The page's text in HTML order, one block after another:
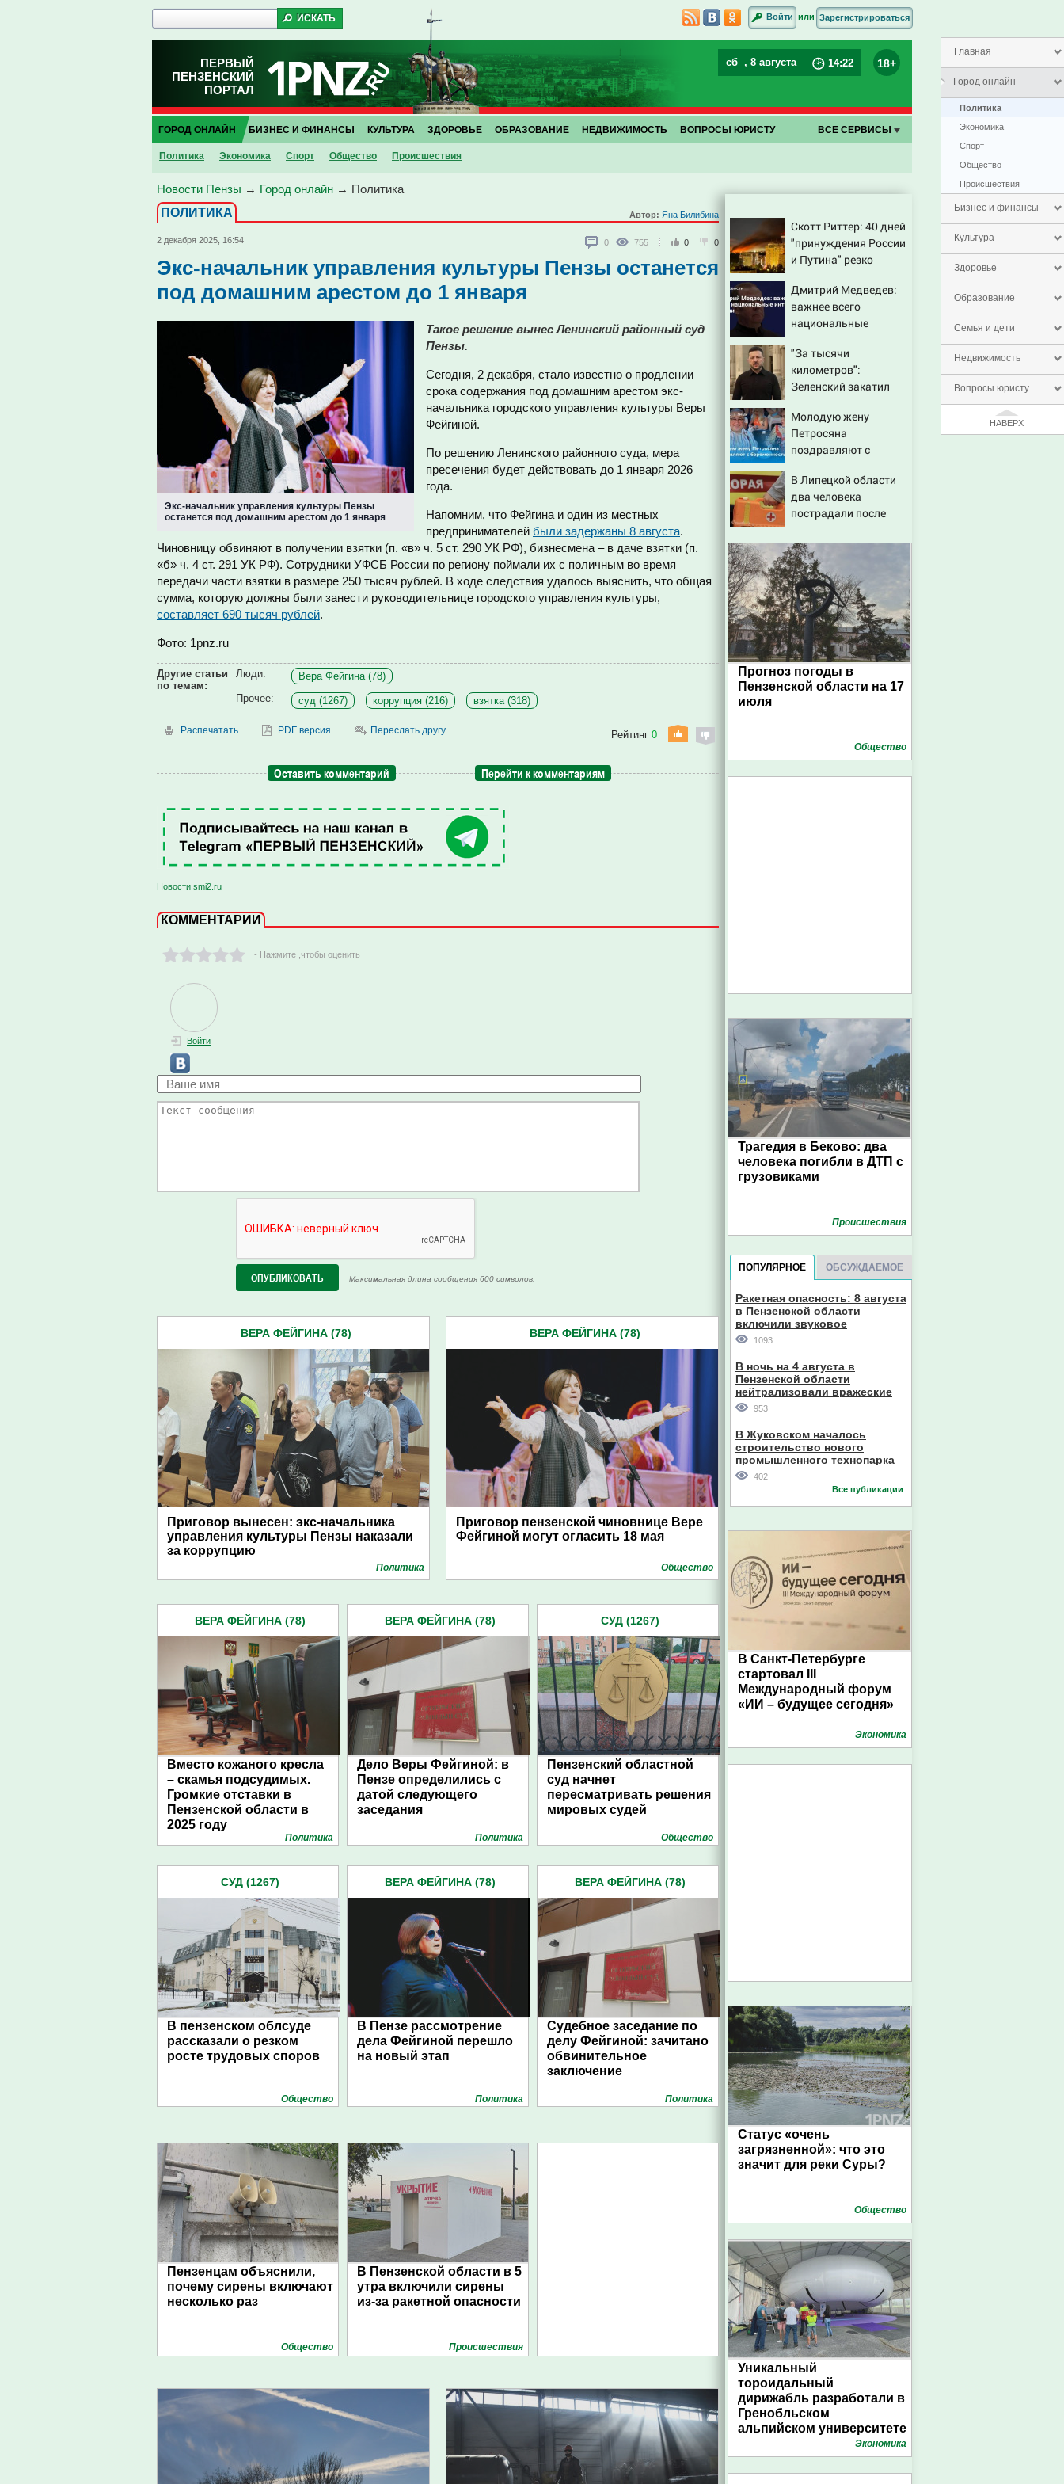
Главная
Город онлайн
Политика
Экономика
Спорт
Общество
Проиcшествия
Бизнес и финансы
Культура
Здоровье
Образование
Семья и дети
Недвижимость
Вопросы юристу
НАВЕРХ
Войти или Зарегистрироваться
ПЕРВЫЙ
ПЕНЗЕНСКИЙ
ПОРТАЛ
сб , 8 августа 14:23 18+
ГОРОД ОНЛАЙН
Политика Экономика Спорт Общество Проиcшествия
БИЗНЕС И ФИНАНСЫ КУЛЬТУРА ЗДОРОВЬЕ ОБРАЗОВАНИЕ НЕДВИЖИМОСТЬ ВОПРОСЫ ЮРИСТУ ВСЕ СЕРВИСЫ
Новости Пензы → Город онлайн → Политика
ПОЛИТИКА
Автор: Яна Билибина
2 декабря 2025, 16:54 0 755 0 0
Экс-начальник управления культуры Пензы останется
под домашним арестом до 1 января
Экс-начальник управления культуры Пензы
останется под домашним арестом до 1 января
Такое решение вынес Ленинский районный суд
Пензы.
Сегодня, 2 декабря, стало известно о продлении
срока содержания под домашним арестом экс-
начальника городского управления культуры Веры
Фейгиной.
По решению Ленинского районного суда, мера
пресечения будет действовать до 1 января 2026
года.
Напомним, что Фейгина и один из местных
предпринимателей были задержаны 8 августа.
Чиновницу обвиняют в получении взятки (п. «в» ч. 5 ст. 290 УК РФ), бизнесмена – в даче взятки (п.
«б» ч. 4 ст. 291 УК РФ). Сотрудники УФСБ России по региону поймали их с поличным во время
передачи части взятки в размере 250 тысяч рублей. В ходе следствия удалось выяснить, что общая
сумма, которую должны были занести руководительнице городского управления культуры,
составляет 690 тысяч рублей.
Фото: 1pnz.ru
Другие статьи
по темам:
Люди:
Вера Фейгина (78)
Прочее:
суд (1267) коррупция (216) взятка (318)
Распечатать PDF версия Переслать другу Рейтинг 0
Оставить комментарий Перейти к комментариям
Новости smi2.ru
КОММЕНТАРИИ
- Нажмите ,чтобы оценить
Войти
Максимальная длина сообщения 600 символов.
ВЕРА ФЕЙГИНА (78)
Приговор вынесен: экс-начальника
управления культуры Пензы наказали
за коррупцию
Политика
ВЕРА ФЕЙГИНА (78)
Приговор пензенской чиновнице Вере
Фейгиной могут огласить 18 мая
Общество
ВЕРА ФЕЙГИНА (78)
Вместо кожаного кресла
– скамья подсудимых.
Громкие отставки в
Пензенской области в
2025 году
Политика
ВЕРА ФЕЙГИНА (78)
Дело Веры Фейгиной: в
Пензе определились с
датой следующего
заседания
Политика
СУД (1267)
Пензенский областной
суд начнет
пересматривать решения
мировых судей
Общество
СУД (1267)
В пензенском облсуде
рассказали о резком
росте трудовых споров
Общество
ВЕРА ФЕЙГИНА (78)
В Пензе рассмотрение
дела Фейгиной перешло
на новый этап
Политика
ВЕРА ФЕЙГИНА (78)
Судебное заседание по
делу Фейгиной: зачитано
обвинительное
заключение
Политика
Пензенцам объяснили,
почему сирены включают
несколько раз
Общество
В Пензенской области в 5
утра включили сирены
из-за ракетной опасности
Проиcшествия
Скотт Риттер: 40 дней
"принуждения России
и Путина" резко
режима Зеленского
Дмитрий Медведев:
важнее всего
национальные
"За тысячи
километров":
Зеленский закатил
после ночного удара
Молодую жену
Петросяна
поздравляют с
В Липецкой области
два человека
пострадали после
Прогноз погоды в
Пензенской области на 17
июля
Общество
Трагедия в Беково: два
человека погибли в ДТП с
грузовиками
Проиcшествия
ПОПУЛЯРНОЕ ОБСУЖДАЕМОЕ
Ракетная опасность: 8 августа
в Пензенской области
включили звуковое
оповещение
1093
В ночь на 4 августа в
Пензенской области
нейтрализовали вражеские
дроны
953
В Жуковском началось
строительство нового
промышленного технопарка
402
Все публикации
В Санкт-Петербурге
стартовал III
Международный форум
«ИИ – будущее сегодня»
Экономика
Статус «очень
загрязненной»: что это
значит для реки Суры?
Общество
Уникальный
тороидальный
дирижабль разработали в
Гренобльском
альпийском университете
Экономика